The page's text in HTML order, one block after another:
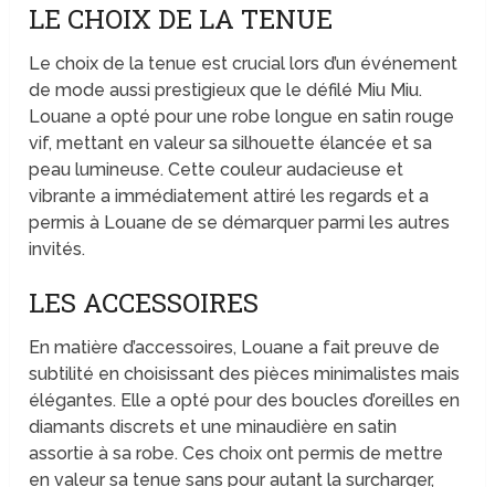
LE CHOIX DE LA TENUE
Le choix de la tenue est crucial lors d’un événement
de mode aussi prestigieux que le défilé Miu Miu.
Louane a opté pour une robe longue en satin rouge
vif, mettant en valeur sa silhouette élancée et sa
peau lumineuse. Cette couleur audacieuse et
vibrante a immédiatement attiré les regards et a
permis à Louane de se démarquer parmi les autres
invités.
LES ACCESSOIRES
En matière d’accessoires, Louane a fait preuve de
subtilité en choisissant des pièces minimalistes mais
élégantes. Elle a opté pour des boucles d’oreilles en
diamants discrets et une minaudière en satin
assortie à sa robe. Ces choix ont permis de mettre
en valeur sa tenue sans pour autant la surcharger,